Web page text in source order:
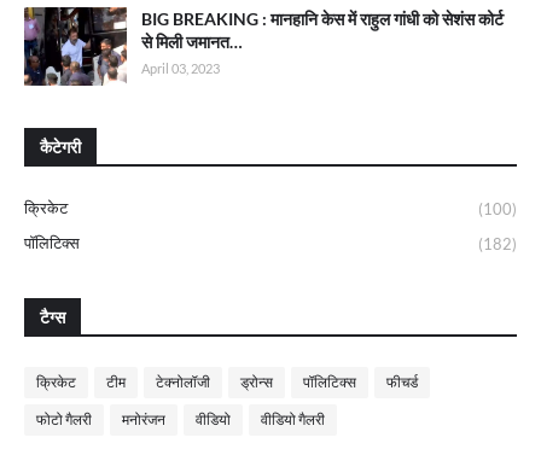
BIG BREAKING : मानहानि केस में राहुल गांधी को सेशंस कोर्ट
से मिली जमानत…
April 03, 2023
कैटेगरी
क्रिकेट
(100)
पॉलिटिक्स
(182)
टैग्स
क्रिकेट टीम टेक्नोलॉजी ड्रोन्स पॉलिटिक्स फीचर्ड
फोटो गैलरी मनोरंजन वीडियो वीडियो गैलरी